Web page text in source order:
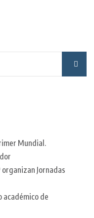
Mundial.
organizan Jornadas
académico de